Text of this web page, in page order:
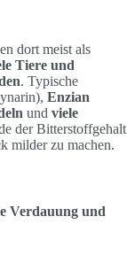
dort meist als
Tiere und
. Typische
Enzian
und viele
der Bitterstoffgehalt
milder zu machen.
Verdauung und